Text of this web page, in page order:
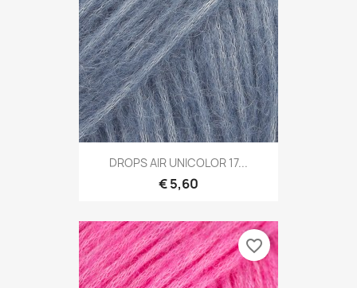
DROPS AIR UNICOLOR 17...
€ 5,60
favorite_border